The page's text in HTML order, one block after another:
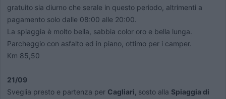
gratuito sia diurno che serale in questo periodo, altrimenti a
pagamento solo dalle 08:00 alle 20:00.
La spiaggia è molto bella, sabbia color oro e bella lunga.
Parcheggio con asfalto ed in piano, ottimo per i camper.
Km 85,50
21/09
Sveglia presto e partenza per Cagliari, sosto alla Spiaggia di